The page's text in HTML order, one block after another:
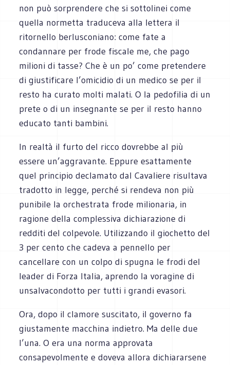
non può sorprendere che si sottolinei come
quella normetta traduceva alla lettera il
ritornello berlusconiano: come fate a
condannare per frode fiscale me, che pago
milioni di tasse? Che è un po’ come pretendere
di giustificare l’omicidio di un medico se per il
resto ha curato molti malati. O la pedofilia di un
prete o di un insegnante se per il resto hanno
educato tanti bambini.
In realtà il furto del ricco dovrebbe al più
essere un’aggravante. Eppure esattamente
quel principio declamato dal Cavaliere risultava
tradotto in legge, perché si rendeva non più
punibile la orchestrata frode milionaria, in
ragione della complessiva dichiarazione di
redditi del colpevole. Utilizzando il giochetto del
3 per cento che cadeva a pennello per
cancellare con un colpo di spugna le frodi del
leader di Forza Italia, aprendo la voragine di
unsalvacondotto per tutti i grandi evasori.
Ora, dopo il clamore suscitato, il governo fa
giustamente macchina indietro. Ma delle due
l’una. O era una norma approvata
consapevolmente e doveva allora dichiararsene